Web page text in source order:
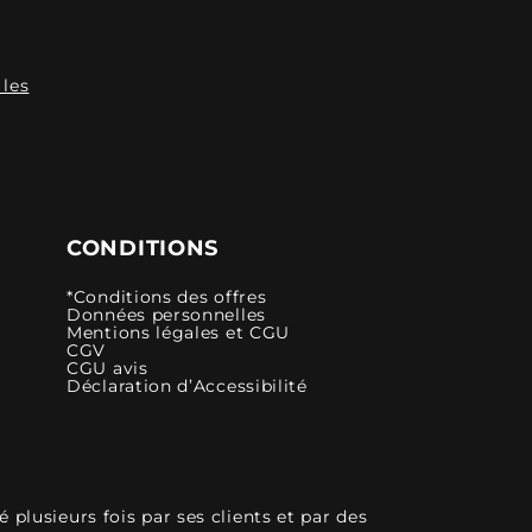
CONDITIONS
*Conditions des offres
Données personnelles
Mentions légales et CGU
CGV
CGU avis
Déclaration d’Accessibilité
plusieurs fois par ses clients et par des